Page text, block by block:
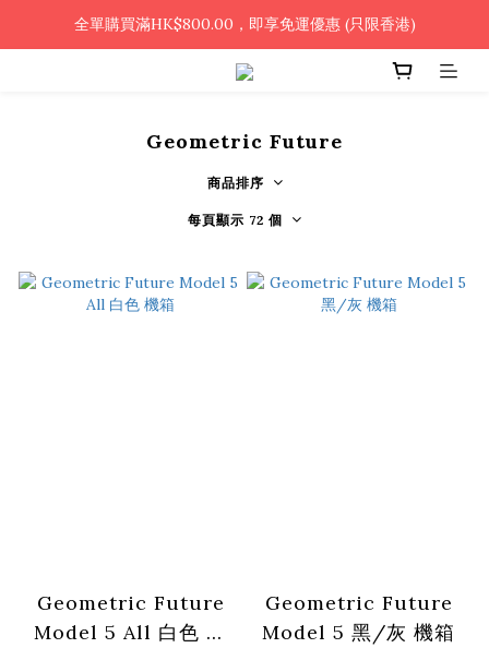
🎉凡使用銀行轉帳 / 轉數快付款，即可享2%優惠🎉
全單購買滿HK$800.00，即享免運優惠 (只限香港)
🎉凡使用銀行轉帳 / 轉數快付款，即可享2%優惠🎉
Geometric Future
商品排序
每頁顯示 72 個
Geometric Future
Model 5 All 白色 機
Geometric Future
Model 5 黑/灰 機箱